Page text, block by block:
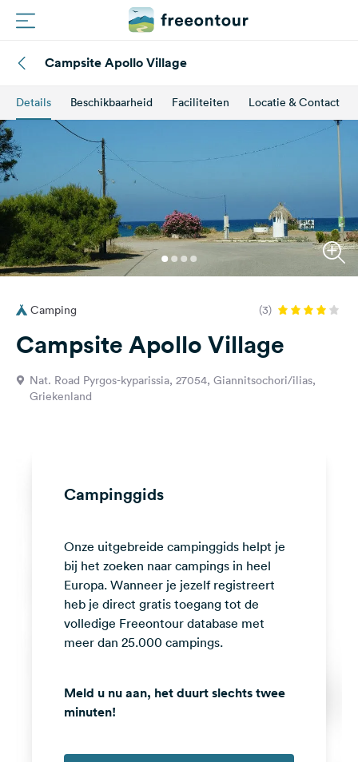
Routes
Campings
Magazine
Partners
Registreren
Inloggen
Vragen &
Feedback
Taal:
Facebook
Instagram
Campsite Apollo Village
Details Beschikbaarheid Faciliteiten Locatie & Contact
Camping (3)
Campsite Apollo Village
Nat. Road Pyrgos-kyparissia, 27054, Giannitsochori/ilias,
Griekenland
Campinggids
Onze uitgebreide campinggids helpt je
bij het zoeken naar campings in heel
Europa. Wanneer je jezelf registreert
heb je direct gratis toegang tot de
volledige Freeontour database met
meer dan 25.000 campings.
Meld u nu aan, het duurt slechts twee
minuten!